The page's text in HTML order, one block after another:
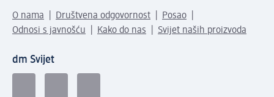
O nama Društvena odgovornost
Posao
Odnosi s javnošću
Kako do nas Svijet naših proizvoda
dm Svijet